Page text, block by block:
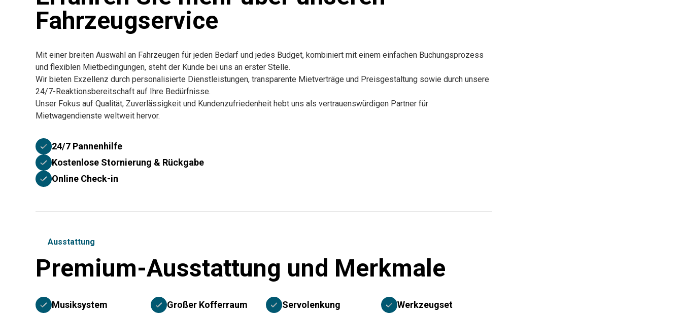
Fahrzeugservice
Mit einer breiten Auswahl an Fahrzeugen für jeden Bedarf und jedes Budget, kombiniert mit einem einfachen Buchungsprozess
und flexiblen Mietbedingungen, steht der Kunde bei uns an erster Stelle.
Wir bieten Exzellenz durch personalisierte Dienstleistungen, transparente Mietverträge und Preisgestaltung sowie durch unsere
24/7-Reaktionsbereitschaft auf Ihre Bedürfnisse.
Unser Fokus auf Qualität, Zuverlässigkeit und Kundenzufriedenheit hebt uns als vertrauenswürdigen Partner für
Mietwagendienste weltweit hervor.
24/7 Pannenhilfe
Kostenlose Stornierung & Rückgabe
Online Check-in
Ausstattung
Premium-Ausstattung und Merkmale
Musiksystem Großer Kofferraum Servolenkung Werkzeugset